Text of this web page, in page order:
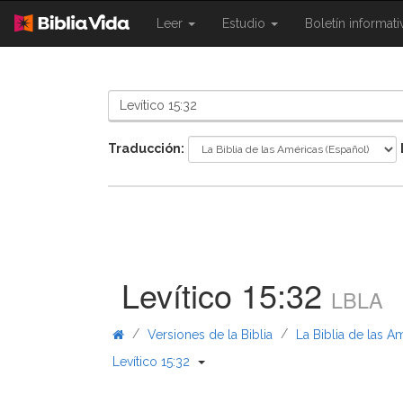
Leer
{{
Estudio
{{
Boletín
Traducción:
Levítico 15:32 LBLA
/ Versiones de la Biblia / La Biblia de las
Levítico 15:32
{{